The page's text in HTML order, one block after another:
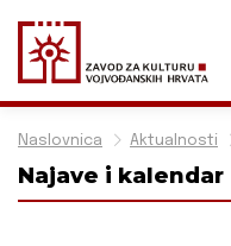
Naslovnica Aktualnosti
Najave i kalendar